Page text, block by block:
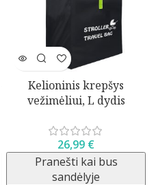
Kelioninis krepšys
vežimėliui, L dydis
26,99 €
Pranešti kai bus
sandėlyje